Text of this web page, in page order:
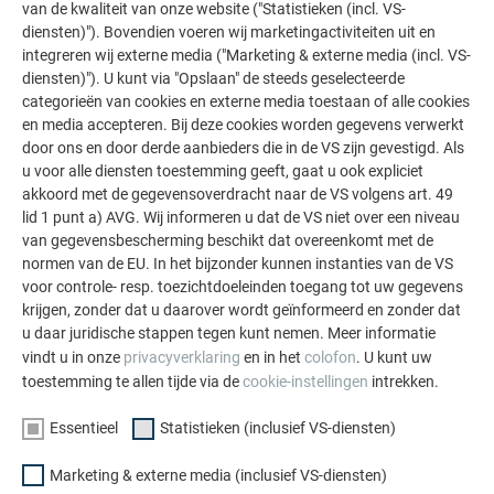
van de kwaliteit van onze website ("Statistieken (incl. VS-
diensten)"). Bovendien voeren wij marketingactiviteiten uit en
integreren wij externe media ("Marketing & externe media (incl. VS-
diensten)"). U kunt via "Opslaan" de steeds geselecteerde
categorieën van cookies en externe media toestaan of alle cookies
en media accepteren. Bij deze cookies worden gegevens verwerkt
door ons en door derde aanbieders die in de VS zijn gevestigd. Als
u voor alle diensten toestemming geeft, gaat u ook expliciet
akkoord met de gegevensoverdracht naar de VS volgens art. 49
lid 1 punt a) AVG. Wij informeren u dat de VS niet over een niveau
van gegevensbescherming beschikt dat overeenkomt met de
normen van de EU. In het bijzonder kunnen instanties van de VS
voor controle- resp. toezichtdoeleinden toegang tot uw gegevens
krijgen, zonder dat u daarover wordt geïnformeerd en zonder dat
u daar juridische stappen tegen kunt nemen. Meer informatie
vindt u in onze privacyverklaring en in het colofon. U kunt uw
toestemming te allen tijde via decookie-instellingen intrekken.
Essentieel Statistieken (inclusief VS-diensten)
Marketing & externe media (inclusief VS-diensten)